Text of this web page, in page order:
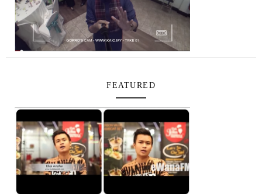
FEATURED